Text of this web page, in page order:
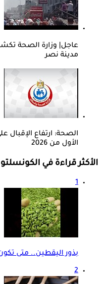
عاجل| وزارة الصحة
مدينة نصر
الأول من 2026
الأكثر قراءة في الكونسلتو
1
بذور اليقطين.. متى
2